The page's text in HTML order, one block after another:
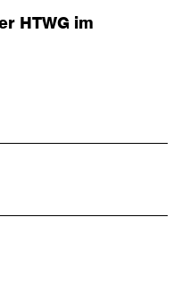
HTWG im